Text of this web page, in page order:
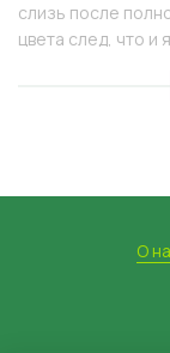
слизь после
цвета след, что и
особь может
слизень. Из-за
уничтожая
О